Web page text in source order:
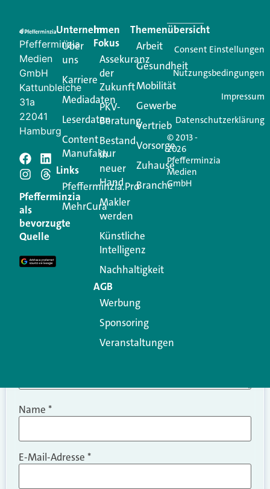
Creator für Ihre Kundenkommunikation. Alles, was
Ihren Vertriebsalltag leichter macht. Mit nur einem
Login.
Jetzt anmelden
Schreiben Sie einen
Kommentar
Ihre E-Mail-Adresse wird nicht veröffentlicht.
Erforderliche Felder sind mit
Kommentar
Name *
E-Mail-Adresse *
Pfefferminzia
Medien
GmbH
Kattunbleiche
31a
22041
Hamburg
Pfefferminzia
als
bevorzugte
Quelle
Unternehmen
Über
uns
Karriere
Mediadaten
Leserdaten
Content
Manufaktur
Links
Pfefferminzia.Pro
MehrCura
Im
Fokus
Assekuranz
der
Zukunft
PKV-
Beratung
Bestand
in
neuer
Hand
Makler
werden
Künstliche
Intelligenz
Nachhaltigkeit
AGB
Werbung
Sponsoring
Veranstaltungen
Themenübersicht
Arbeit
Gesundheit
Mobilität
Gewerbe
Vertrieb
Vorsorge
Zuhause
Branche
© 2013 -
2026
Pfefferminzia
Medien
GmbH
Consent Einstellungen
Nutzungsbedingungen
Impressum
Datenschutzerklärung